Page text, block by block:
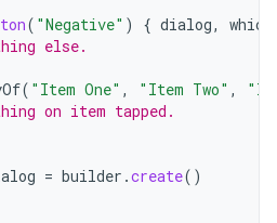
( "Negative" ) { dialog,
which
else.
( "Item One" , "Item Two" ,
on item tapped.
= builder .create()